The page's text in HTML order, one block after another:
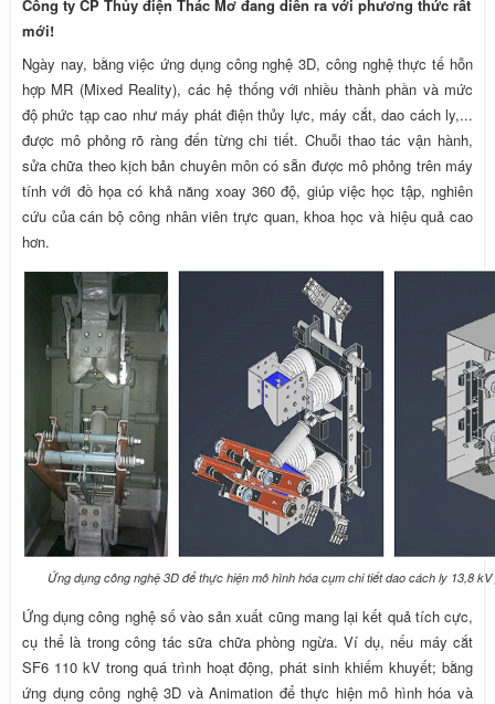
Công ty CP Thủy điện Thác Mơ đang diễn ra với phương thức rất
mới!
Ngày nay, bằng việc ứng dụng công nghệ 3D, công nghệ thực tế hỗn
hợp MR (Mixed Reality), các hệ thống với nhiều thành phần và mức
độ phức tạp cao như máy phát điện thủy lực, máy cắt, dao cách ly,...
được mô phỏng rõ ràng đến từng chi tiết. Chuỗi thao tác vận hành,
sửa chữa theo kịch bản chuyên môn có sẵn được mô phỏng trên máy
tính với đồ họa có khả năng xoay 360 độ, giúp việc học tập, nghiên
cứu của cán bộ công nhân viên trực quan, khoa học và hiệu quả cao
hơn.
Ứng dụng công nghệ 3D để thực hiện mô hình hóa cụm chi tiết dao cách ly 13,8
Ứng dụng công nghệ số vào sản xuất cũng mang lại kết quả tích cực,
cụ thể là trong công tác sữa chữa phòng ngừa. Ví dụ, nếu máy cắt
SF6 110 kV trong quá trình hoạt động, phát sinh khiếm khuyết; bằng
ứng dụng công nghệ 3D và Animation để thực hiện mô hình hóa và